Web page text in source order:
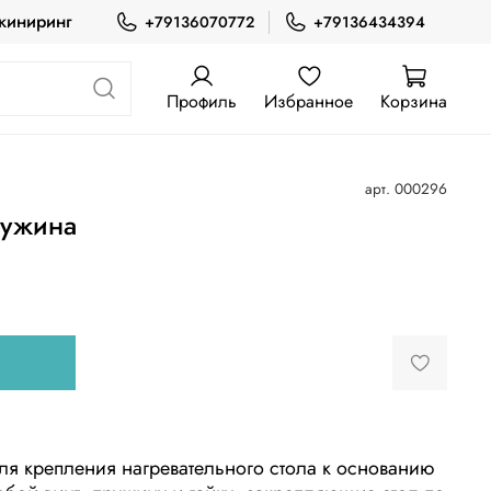
+79136070772 +79136434394
Профиль Избранное Корзина
арт. 000296
крепления нагревательного стола к основанию